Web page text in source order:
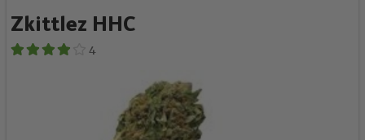
Zkittlez HHC
4